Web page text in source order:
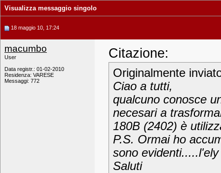
Visualizza messaggio singolo
18 maggio 10, 17:24
macumbo
User
Data registr.: 01-02-2010
Residenza: VARESE
Messaggi: 772
Citazione:
Originalmente
Ciao a tutti,
qualcuno conosce
necesari a
180B (2402) è
P.S. Ormai ho
sono
Saluti